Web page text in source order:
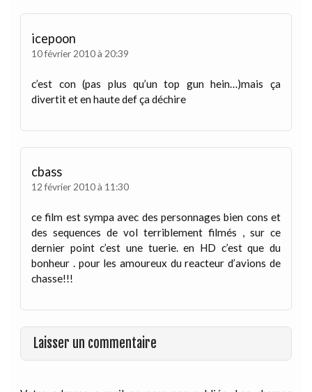
icepoon
10 février 2010 à 20:39
c’est con (pas plus qu’un top gun hein…)mais ça
divertit et en haute def ça déchire
cbass
12 février 2010 à 11:30
ce film est sympa avec des personnages bien cons et
des sequences de vol terriblement filmés , sur ce
dernier point c’est une tuerie. en HD c’est que du
bonheur . pour les amoureux du reacteur d’avions de
chasse!!!
Laisser un commentaire